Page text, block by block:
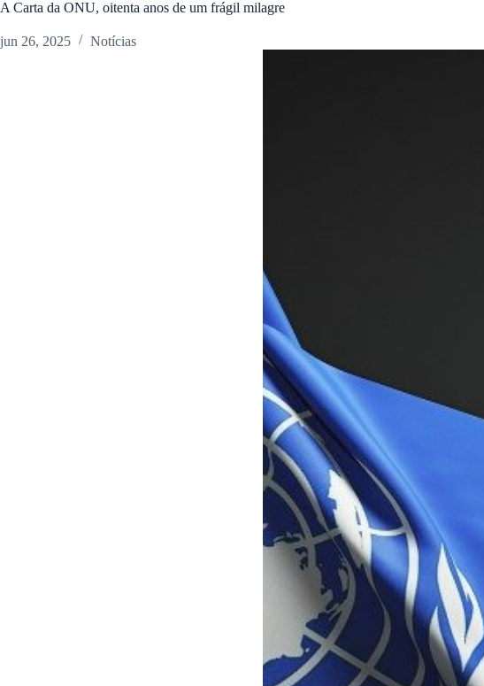
A Carta da ONU, oitenta anos de um frágil milagre
jun 26, 2025 Notícias